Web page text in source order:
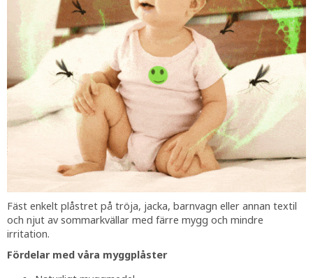
Fäst enkelt plåstret på tröja, jacka, barnvagn eller annan textil
och njut av sommarkvällar med färre mygg och mindre
irritation.
Fördelar med våra myggplåster